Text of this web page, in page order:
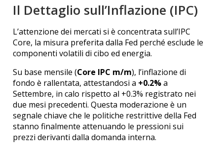
Il Dettaglio sull’Inflazione (IPC)
L’attenzione dei mercati si è concentrata sull’IPC
Core, la misura preferita dalla Fed perché esclude le
componenti volatili di cibo ed energia.
Su base mensile (Core IPC m/m), l’inflazione di
fondo è rallentata, attestandosi a +0.2%a
Settembre, in calo rispetto al +0.3% registrato nei
due mesi precedenti. Questa moderazione è un
segnale chiave che le politiche restrittive della Fed
stanno finalmente attenuando le pressioni sui
prezzi derivanti dalla domanda interna.